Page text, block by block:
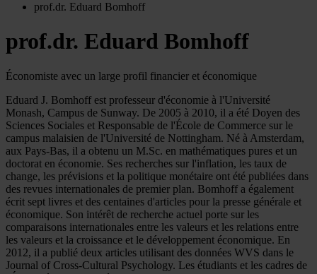
prof.dr. Eduard Bomhoff
prof.dr. Eduard Bomhoff
Économiste avec un large profil financier et économique
Eduard J. Bomhoff est professeur d'économie à l'Université
Monash, Campus de Sunway. De 2005 à 2010, il a été Doyen des
Sciences Sociales et Responsable de l'École de Commerce sur le
campus malaisien de l'Université de Nottingham. Né à Amsterdam,
aux Pays-Bas, il a obtenu un M.Sc. en mathématiques pures et un
doctorat en économie. Ses recherches sur l'inflation, les taux de
change, les prévisions et la politique monétaire ont été publiées dans
des revues internationales de premier plan. Bomhoff a également
écrit sept livres et des centaines d'articles pour la presse générale et
économique. Son intérêt de recherche actuel porte sur les
comparaisons internationales entre les valeurs et les relations entre
les valeurs et la croissance et le développement économique. En
2012, il a publié deux articles utilisant des données WVS dans le
Journal of Cross-Cultural Psychology. Les étudiants et les cadres de